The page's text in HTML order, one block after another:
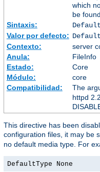
which
be found.
Sintaxis:
Valor por defecto:
Contexto:
server
Anula:
FileInfo
Estado:
Core
Módulo:
core
Compatibilidad:
The
httpd
This directive has been
configuration files, it may be
no default media type. For
DefaultType None